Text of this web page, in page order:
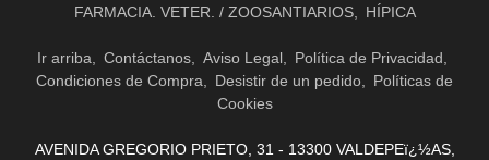
FARMACIA. VETER. / ZOOSANTIARIOS
HÍPICA
Ir arriba Contáctanos Aviso Legal
Política de Privacidad
Condiciones de Compra
Desistir de un pedido
Políticas de
Cookies
AVENIDA GREGORIO PRIETO, 31 - 13300 VALDEPEï¿½AS,